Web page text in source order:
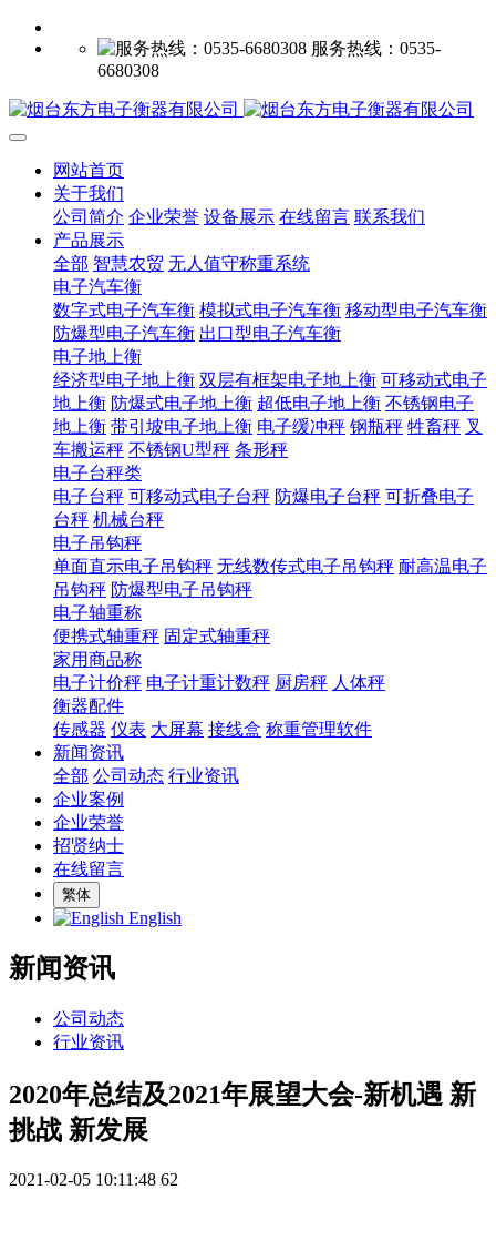
服务热线：0535-
6680308
网站首页
关于我们
公司简介 企业荣誉 设备展示 在线留言 联系我们
产品展示
全部 智慧农贸 无人值守称重系统
电子汽车衡
数字式电子汽车衡 模拟式电子汽车衡 移动型电子汽车衡
防爆型电子汽车衡 出口型电子汽车衡
电子地上衡
经济型电子地上衡 双层有框架电子地上衡 可移动式电子
地上衡 防爆式电子地上衡 超低电子地上衡 不锈钢电子
地上衡 带引坡电子地上衡 电子缓冲秤 钢瓶秤 牲畜秤 叉
车搬运秤 不锈钢U型秤 条形秤
电子台秤类
电子台秤 可移动式电子台秤 防爆电子台秤 可折叠电子
台秤 机械台秤
电子吊钩秤
单面直示电子吊钩秤 无线数传式电子吊钩秤 耐高温电子
吊钩秤 防爆型电子吊钩秤
电子轴重称
便携式轴重秤 固定式轴重秤
家用商品称
电子计价秤 电子计重计数秤 厨房秤 人体秤
衡器配件
传感器 仪表 大屏幕 接线盒 称重管理软件
新闻资讯
全部 公司动态 行业资讯
企业案例
企业荣誉
招贤纳士
在线留言
繁体
English
新闻资讯
公司动态
行业资讯
2020年总结及2021年展望大会-新机遇 新
挑战 新发展
2021-02-05 10:11:48 62